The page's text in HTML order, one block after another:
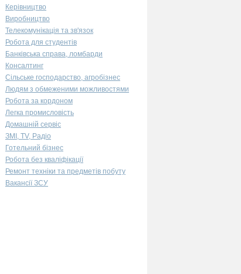
Керівництво
Виробництво
Телекомунікація та зв'язок
Робота для студентів
Банківська справа, ломбарди
Консалтинг
Сільське господарство, агробізнес
Людям з обмеженими можливостями
Робота за кордоном
Легка промисловість
Домашній сервіс
ЗМІ, TV, Радіо
Готельний бізнес
Робота без кваліфікації
Ремонт техніки та предметів побуту
Вакансії ЗСУ